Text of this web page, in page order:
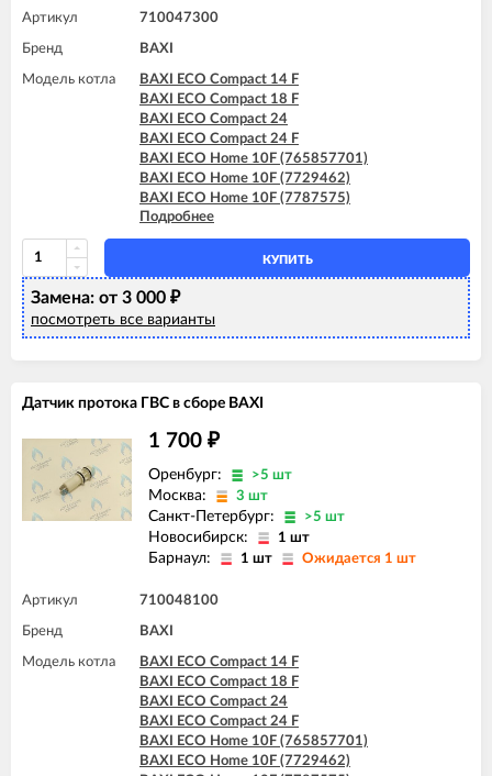
Артикул 710047300
Бренд BAXI
Модель котла
BAXI ECO Compact 14 F
BAXI ECO Compact 18 F
BAXI ECO Compact 24
BAXI ECO Compact 24 F
BAXI ECO Home 10F (765857701)
BAXI ECO Home 10F (7729462)
BAXI ECO Home 10F (7787575)
BAXI ECO Home 14F (765281001)
BAXI ECO Home 14F (7729463)
BAXI ECO Home 14F (7787576)
BAXI ECO Home 24F (765281101)
BAXI ECO Home 24F (7729464)
BAXI ECO Home 24F (7787577)
BAXI ECO-4s 10 F
BAXI ECO-4s 24 F
BAXI ECO-5 Compact 14 F
BAXI ECO-5 Compact 18 F
BAXI ECO-5 Compact 24 F
BAXI ECO-5 Compact 24 F GPL
BAXI FOURTECH 24 (CSB)
BAXI FOURTECH 24 (CSR)
BAXI FOURTECH 24 F (CSB)
Подробнее
КУПИТЬ
Замена: от 3 000 ₽
посмотреть все варианты
Датчик протока ГВС в сборе BAXI
1 700 ₽
Оренбург: >5 шт
Москва: 3 шт
Санкт-Петербург: >5 шт
Новосибирск: 1 шт
Барнаул: 1 шт Ожидается 1 шт
Артикул 710048100
Бренд BAXI
Модель котла
BAXI ECO Compact 14 F
BAXI ECO Compact 18 F
BAXI ECO Compact 24
BAXI ECO Compact 24 F
BAXI ECO Home 10F (765857701)
BAXI ECO Home 10F (7729462)